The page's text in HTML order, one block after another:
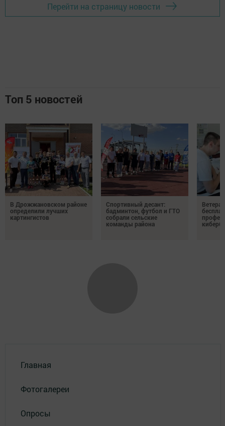
Перейти на страницу новости
Топ 5 новостей
В Дрожжановском районе
определили лучших
картингистов
Спортивный десант:
бадминтон, футбол и ГТО
собрали сельские
команды района
Главная
Фотогалереи
Опросы